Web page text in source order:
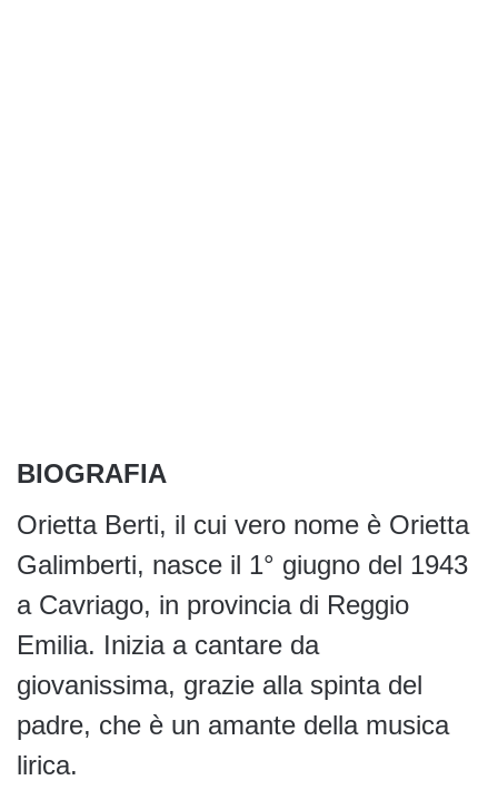
BIOGRAFIA
Orietta Berti, il cui vero nome è Orietta
Galimberti, nasce il 1° giugno del 1943
a Cavriago, in provincia di Reggio
Emilia. Inizia a cantare da
giovanissima, grazie alla spinta del
padre, che è un amante della musica
lirica.